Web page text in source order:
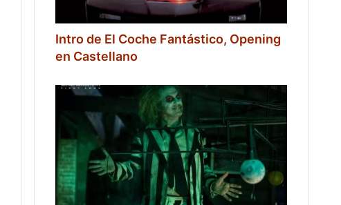
Intro de El Coche Fantástico, Opening
en Castellano